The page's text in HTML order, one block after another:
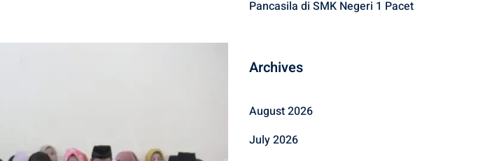
Pancasila di SMK Negeri 1 Pacet
Archives
August 2026
July 2026